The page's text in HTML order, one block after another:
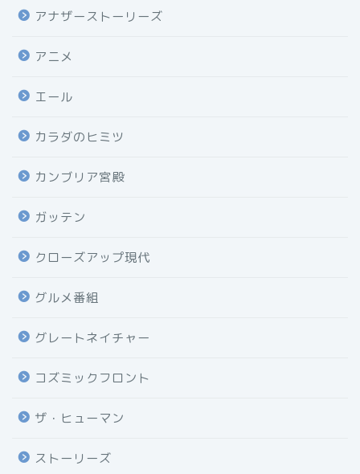
アナザーストーリーズ
アニメ
エール
カラダのヒミツ
カンブリア宮殿
ガッテン
クローズアップ現代
グルメ番組
グレートネイチャー
コズミックフロント
ザ・ヒューマン
ストーリーズ